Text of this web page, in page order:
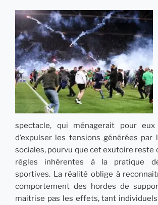
spectacle, qui ménagerait pour eux
d’expulser les tensions générées par
sociales, pourvu que cet exutoire reste
règles inhérentes à la pratique
sportives. La réalité oblige à
comportement des hordes de
maitrise pas les effets, tant